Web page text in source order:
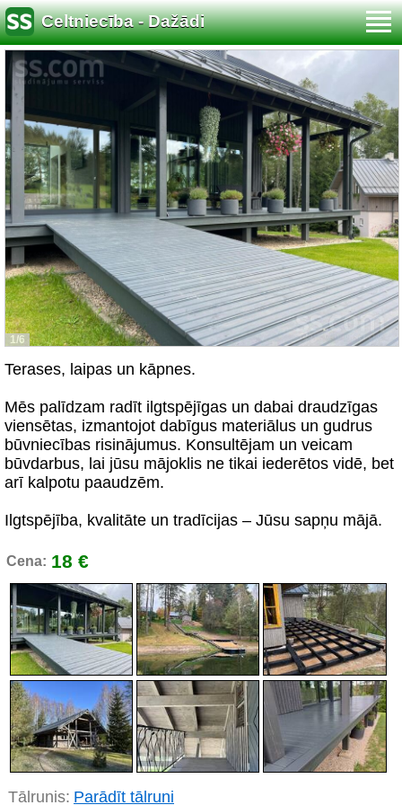
Celtniecība - Dažādi
1/6
Terases, laipas un kāpnes.
Mēs palīdzam radīt ilgtspējīgas un dabai draudzīgas
viensētas, izmantojot dabīgus materiālus un gudrus
būvniecības risinājumus. Konsultējam un veicam
būvdarbus, lai jūsu mājoklis ne tikai iederētos vidē, bet
arī kalpotu paaudzēm.
Ilgtspējība, kvalitāte un tradīcijas – Jūsu sapņu mājā.
Cena: 18 €
Tālrunis: Parādīt tālruni